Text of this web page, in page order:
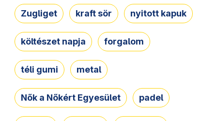
Zugliget kraft sör nyitott kapuk
költészet napja forgalom
téli gumi metal
Nők a Nőkért Egyesület padel